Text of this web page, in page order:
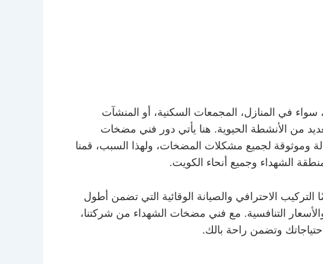
سواء في المنازل، المجمعات السكنية، أو المنشآت
من الأنشطة الحيوية. هنا يأتي دور فني مضخات
وموثوقة لجميع مشكلات المضخات، ولهذا السبب، قمنا
الاحترافي والصيانة الوقائية التي تضمن أطول
التنافسية. مع فني مضخات الشهداء من شركتنا،
وتضمن راحة بالك.